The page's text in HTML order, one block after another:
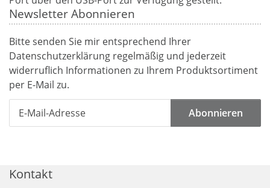
Newsletter Abonnieren
Bitte senden Sie mir entsprechend Ihrer
Datenschutzerklärung regelmäßig und jederzeit
widerruflich Informationen zu Ihrem Produktsortiment
per E-Mail zu.
Abonnieren
Kontakt